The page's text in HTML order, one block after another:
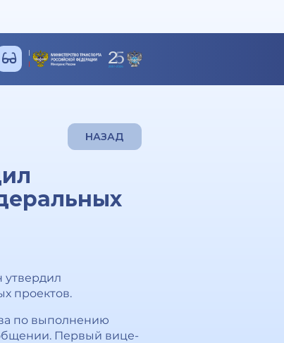
НАЗАД
утвердил
проектов.
по выполнению
Первый вице-